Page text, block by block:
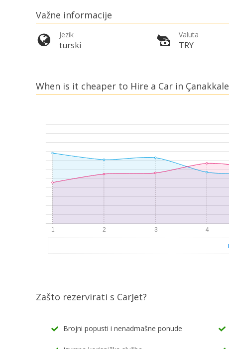
Važne informacije
Jezik
turski
Valuta
TRY
When is it cheaper to Hire a Car in
Zašto rezervirati s CarJet?
Brojni popusti i nenadmašne ponude